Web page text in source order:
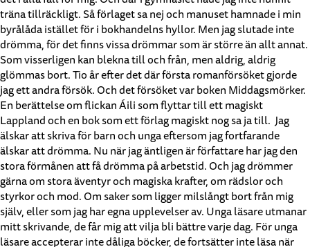
träna tillräckligt. Så förlaget sa nej och manuset hamnade i min
byrålåda istället för i bokhandelns hyllor. Men jag slutade inte
drömma, för det finns vissa drömmar som är större än allt annat.
Som visserligen kan blekna till och från, men aldrig, aldrig
glömmas bort. Tio år efter det där första romanförsöket gjorde
jag ett andra försök. Och det försöket var boken Middagsmörker.
En berättelse om flickan Áili som flyttar till ett magiskt
Lappland och en bok som ett förlag magiskt nog sa ja till. Jag
älskar att skriva för barn och unga eftersom jag fortfarande
älskar att drömma. Nu när jag äntligen är författare har jag den
stora förmånen att få drömma på arbetstid. Och jag drömmer
gärna om stora äventyr och magiska krafter, om rädslor och
styrkor och mod. Om saker som ligger milslångt bort från mig
själv, eller som jag har egna upplevelser av. Unga läsare utmanar
mitt skrivande, de får mig att vilja bli bättre varje dag. För unga
läsare accepterar inte dåliga böcker, de fortsätter inte läsa när